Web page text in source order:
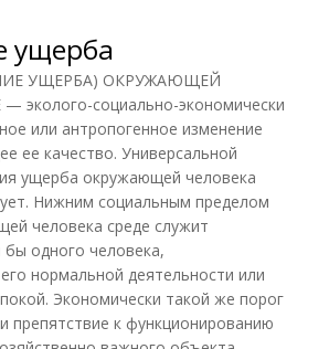
ущерба
УЩЕРБА) ОКРУЖАЮЩЕЙ
эколого-социально-экономически
или антропогенное изменение
ее качество. Универсальной
ущерба окружающей человека
Нижним социальным пределом
человека среде служит
одного человека,
нормальной деятельности или
Экономически такой же порог
препятствие к функционированию